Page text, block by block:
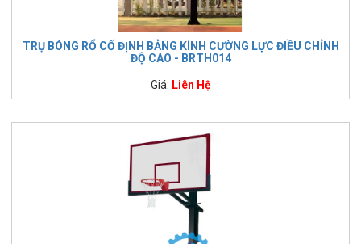
TRỤ BÓNG RỔ CỐ ĐỊNH BẢNG KÍNH CƯỜNG LỰC ĐIỀU CHỈNH
ĐỘ CAO - BRTH014
Giá: Liên Hệ